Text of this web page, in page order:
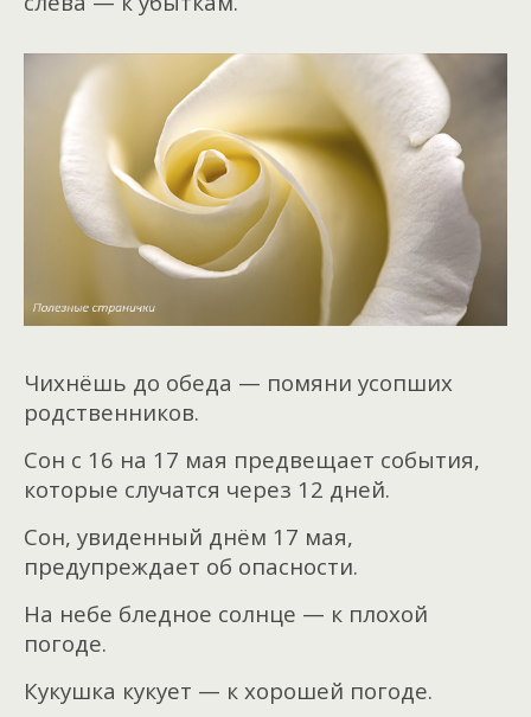
Чихнёшь до обеда — помяни усопших
родственников.
Сон с 16 на 17 мая предвещает события,
которые случатся через 12 дней.
Сон, увиденный днём 17 мая,
предупреждает об опасности.
На небе бледное солнце — к плохой
погоде.
Кукушка кукует — к хорошей погоде.